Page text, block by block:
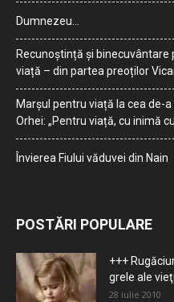
Dumnezeu…
Recunoștință și
viață – din partea preoților
Marșul pentru viață la cea de-a
Orhei: „Pentru viață, cu inimă
Învierea Fiului văduvei din Nain
POSTĂRI POPULARE
+++
grele ale
28 iulie 2010